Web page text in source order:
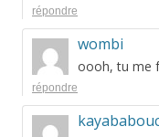
répondre
wombi
oooh, tu me
répondre